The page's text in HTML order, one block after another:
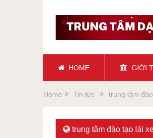
HOME GIỚI
Home Tin tức trung tâm
trung tâm đào tạo lái